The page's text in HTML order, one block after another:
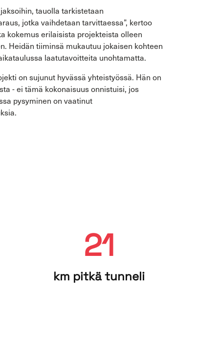
tauolla tarkistetaan
jotka vaihdetaan tarvittaessa”, kertoo
kokemus erilaisista projekteista olleen
Heidän tiiminsä mukautuu jokaisen kohteen
laatutavoitteita unohtamatta.
on sujunut hyvässä yhteistyössä. Hän on
- ei tämä kokonaisuus onnistuisi, jos
pysyminen on vaatinut
21
km pitkä tun­ne­li